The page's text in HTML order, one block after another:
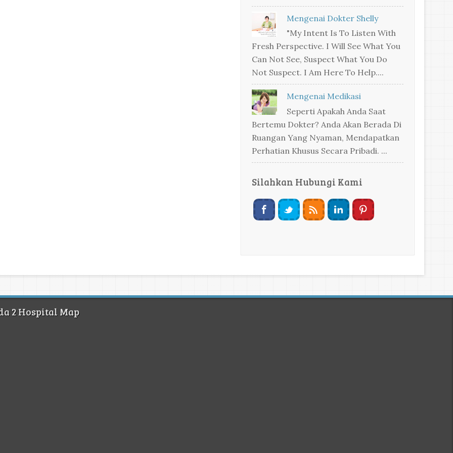
Mengenai Dokter Shelly
"My Intent Is To Listen With
Fresh Perspective. I Will See What You
Can Not See, Suspect What You Do
Not Suspect. I Am Here To Help....
Mengenai Medikasi
Seperti Apakah Anda Saat
Bertemu Dokter? Anda Akan Berada Di
Ruangan Yang Nyaman, Mendapatkan
Perhatian Khusus Secara Pribadi. ...
Silahkan Hubungi Kami
2 Hospital Map